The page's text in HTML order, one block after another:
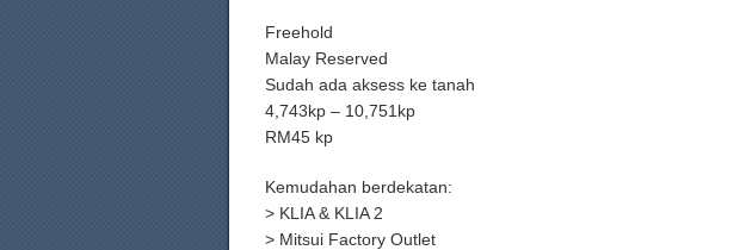
Freehold
Malay Reserved
Sudah ada aksess ke tanah
4,743kp – 10,751kp
RM45 kp
Kemudahan berdekatan:
> KLIA & KLIA 2
> Mitsui Factory Outlet